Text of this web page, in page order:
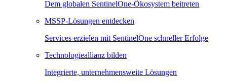
Dem globalen SentinelOne-Ökosystem beitreten
MSSP-Lösungen entdecken
Services erzielen mit SentinelOne schneller Erfolge
Technologieallianz bilden
Integrierte, unternehmensweite Lösungen